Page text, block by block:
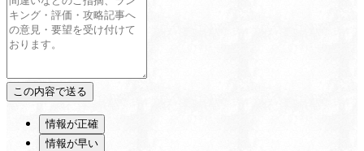
情報が正確
情報が早い